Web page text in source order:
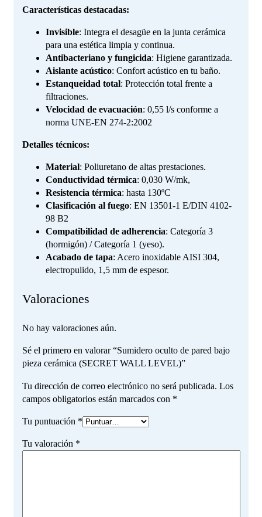
Características destacadas:
Invisible: Integra el desagüe en la junta cerámica
para una estética limpia y continua.
Antibacteriano y fungicida: Higiene garantizada.
Aislante acústico: Confort acústico en tu baño.
Estanqueidad total: Protección total frente a
filtraciones.
Velocidad de evacuación: 0,55 l/s conforme a
norma UNE-EN 274-2:2002
Detalles técnicos:
Material: Poliuretano de altas prestaciones.
Conductividad térmica: 0,030 W/mk,
Resistencia térmica: hasta 130ºC
Clasificación al fuego: EN 13501-1 E/DIN 4102-
98 B2
Compatibilidad de adherencia: Categoría 3
(hormigón) / Categoría 1 (yeso).
Acabado de tapa: Acero inoxidable AISI 304,
electropulido, 1,5 mm de espesor.
Valoraciones
No hay valoraciones aún.
Sé el primero en valorar “Sumidero oculto de pared bajo
pieza cerámica (SECRET WALL LEVEL)”
Tu dirección de correo electrónico no será publicada. Los
campos obligatorios están marcados con *
Tu puntuación *
Tu valoración *